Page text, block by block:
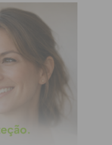
por e-mail e
a informação
ostermos e